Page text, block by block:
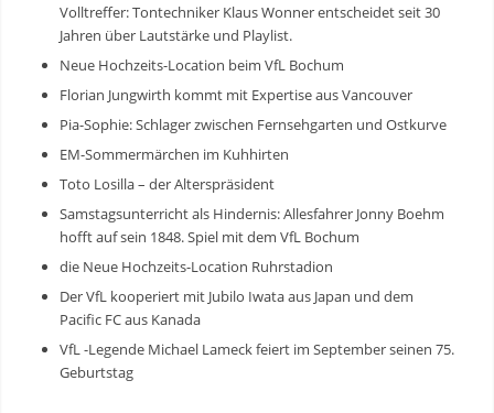
Volltreffer: Tontechniker Klaus Wonner entscheidet seit 30
Jahren über Lautstärke und Playlist.
Neue Hochzeits-Location beim VfL Bochum
Florian Jungwirth kommt mit Expertise aus Vancouver
Pia-Sophie: Schlager zwischen Fernsehgarten und Ostkurve
EM-Sommermärchen im Kuhhirten
Toto Losilla – der Alterspräsident
Samstagsunterricht als Hindernis:Allesfahrer Jonny Boehm
hofft auf sein 1848. Spiel mit dem VfL Bochum
die Neue Hochzeits-Location Ruhrstadion
Der VfL kooperiert mit Jubilo Iwata aus Japan und dem
Pacific FC aus Kanada
VfL -Legende Michael Lameck feiert im September seinen 75.
Geburtstag